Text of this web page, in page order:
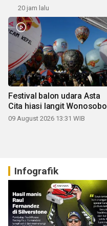
20 jam lalu
Festival balon udara Asta
Cita hiasi langit Wonosobo
09 August 2026 13:31 WIB
Infografik